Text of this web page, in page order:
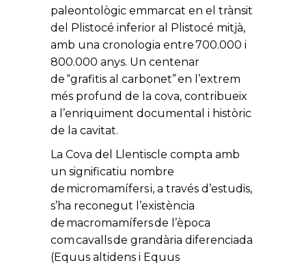
paleontològic emmarcat en el trànsit
del Plistocé inferior al Plistocé mitjà,
amb una cronologia entre 700.000 i
800.000 anys. Un centenar
de “grafitis al carbonet” en l’extrem
més profund de la cova, contribueix
a l’enriquiment documental i històric
de la cavitat.
La Cova del Llentiscle compta amb
un significatiu nombre
de micromamífers i, a través d’estudis,
s’ha reconegut l’existència
de macromamífers de l’època
com cavalls de grandària diferenciada
(Equus altidens i Equus